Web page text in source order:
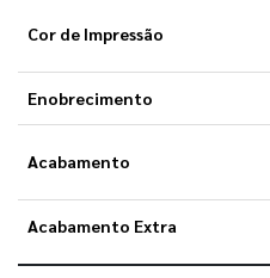
Cor de Impressão
Enobrecimento
Acabamento
Acabamento Extra